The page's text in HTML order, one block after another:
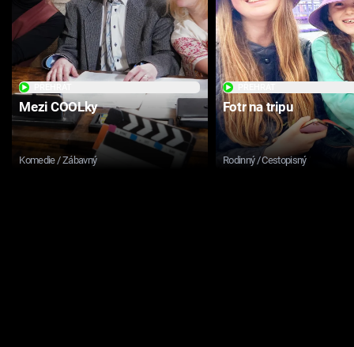
Mezi COOLky
Komedie / Zábavný
Fotr na tripu
Rodinný / Cestopisný